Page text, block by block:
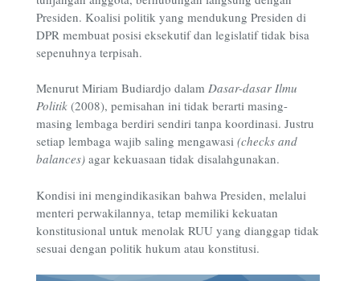
Presiden. Koalisi politik yang mendukung Presiden di
DPR membuat posisi eksekutif dan legislatif tidak bisa
sepenuhnya terpisah.
Menurut Miriam Budiardjo dalam Dasar-dasar Ilmu
Politik (2008), pemisahan ini tidak berarti masing-
masing lembaga berdiri sendiri tanpa koordinasi. Justru
setiap lembaga wajib saling mengawasi (checks and
balances) agar kekuasaan tidak disalahgunakan.
Kondisi ini mengindikasikan bahwa Presiden, melalui
menteri perwakilannya, tetap memiliki kekuatan
konstitusional untuk menolak RUU yang dianggap tidak
sesuai dengan politik hukum atau konstitusi.